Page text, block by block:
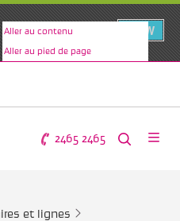
VIEW
Aller au contenu
Aller au pied de page
2465 2465
et lignes